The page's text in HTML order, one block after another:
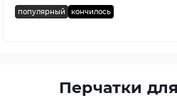
популярный кончилось
Перчатки